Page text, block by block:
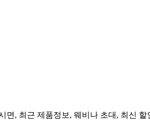
, 최근 제품정보, 웨비나 초대, 최신